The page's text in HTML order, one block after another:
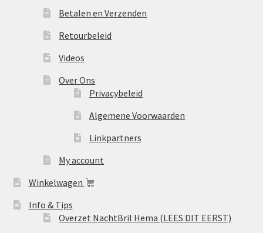
Betalen en Verzenden
Retourbeleid
Videos
Over Ons
Privacybeleid
Algemene Voorwaarden
Linkpartners
My account
Winkelwagen
Info & Tips
Overzet NachtBril Hema (LEES DIT EERST)